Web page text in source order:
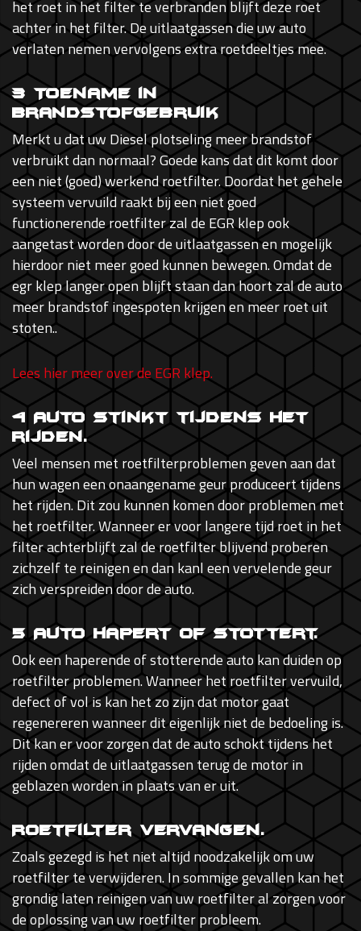
het roet in het filter te verbranden blijft deze roet
achter in het filter. De uitlaatgassen die uw auto
verlaten nemen vervolgens extra roetdeeltjes mee.
3 Toename in
brandstofgebruik
Merkt u dat uw Diesel plotseling meer brandstof
verbruikt dan normaal? Goede kans dat dit komt door
een niet (goed) werkend roetfilter. Doordat het gehele
systeem vervuild raakt bij een niet goed
functionerende roetfilter zal de EGR klep ook
aangetast worden door de uitlaatgassen en mogelijk
hierdoor niet meer goed kunnen bewegen. Omdat de
egr klep langer open blijft staan dan hoort zal de auto
meer brandstof ingespoten krijgen en meer roet uit
stoten..
Lees hier meer over de EGR klep.
4 Auto stinkt tijdens het
rijden.
Veel mensen met roetfilterproblemen geven aan dat
hun wagen een onaangename geur produceert tijdens
het rijden. Dit zou kunnen komen door problemen met
het roetfilter. Wanneer er voor langere tijd roet in het
filter achterblijft zal de roetfilter blijvend proberen
zichzelf te reinigen en dan kanl een vervelende geur
zich verspreiden door de auto.
5 Auto hapert of stottert.
Ook een haperende of stotterende auto kan duiden op
roetfilter problemen. Wanneer het roetfilter vervuild,
defect of vol is kan het zo zijn dat motor gaat
regenereren wanneer dit eigenlijk niet de bedoeling is.
Dit kan er voor zorgen dat de auto schokt tijdens het
rijden omdat de uitlaatgassen terug de motor in
geblazen worden in plaats van er uit.
Roetfilter vervangen.
Zoals gezegd is het niet altijd noodzakelijk om uw
roetfilter te verwijderen. In sommige gevallen kan het
grondig laten reinigen van uw roetfilter al zorgen voor
de oplossing van uw roetfilter probleem.